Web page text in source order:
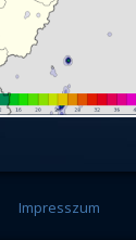
Impresszum